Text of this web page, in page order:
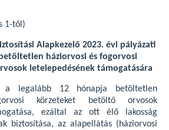
1-től)
Alapkezelő 2023. évi pályázati
háziorvosi és fogorvosi
letelepedésének támogatására
legalább 12 hónapja betöltetlen
körzeteket betöltő orvosok
ezáltal az ott élő lakosság
biztosítása, az alapellátás (háziorvosi